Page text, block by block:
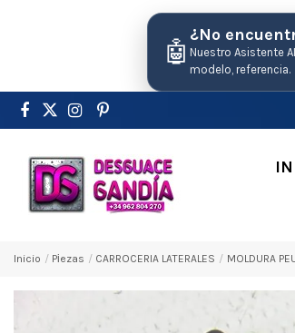
🤖
¿No
Nuestro Asistente
modelo, referencia.
Inicio Pіezas CARROCERIA LATERALES MOLDURA